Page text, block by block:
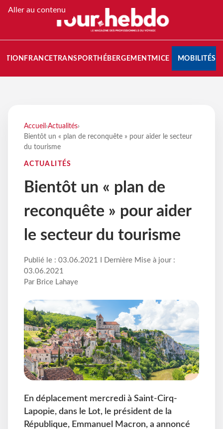
Aller au contenu
FRANCETRANSPORT HÉBERGEMENTMICE MOBILITÉS
Accueil ›Actualités›
Bientôt un « plan de reconquête » pour aider le secteur
du tourisme
ACTUALITÉS
Bientôt un « plan de
reconquête » pour aider
le secteur du tourisme
Publié le : 03.06.2021 I Dernière Mise à jour :
03.06.2021
Par Brice Lahaye
En déplacement mercredi à Saint-Cirq-
Lapopie, dans le Lot, le président de la
République, Emmanuel Macron, a annoncé